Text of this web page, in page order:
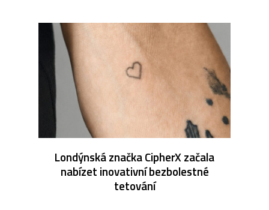
Londýnská značka CipherX začala
nabízet inovativní bezbolestné
tetování